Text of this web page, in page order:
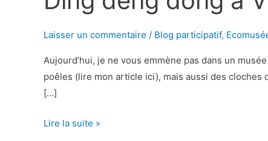
Laisser un commentaire / Blog participatif,
Aujourd’hui, je ne vous emmène pas dans un
poêles (lire mon article ici), mais aussi des
[…]
Ding
Lire la suite »